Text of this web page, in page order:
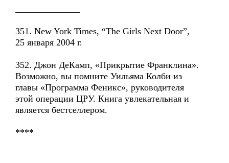
351. New York Times, “The Girls Next Door”,
25 января 2004 г.
352. Джон ДеКамп, «Прикрытие Франклина».
Возможно, вы помните Уильяма Колби из
главы «Программа Феникс», руководителя
этой операции ЦРУ. Книга увлекательная и
является бестселлером.
****